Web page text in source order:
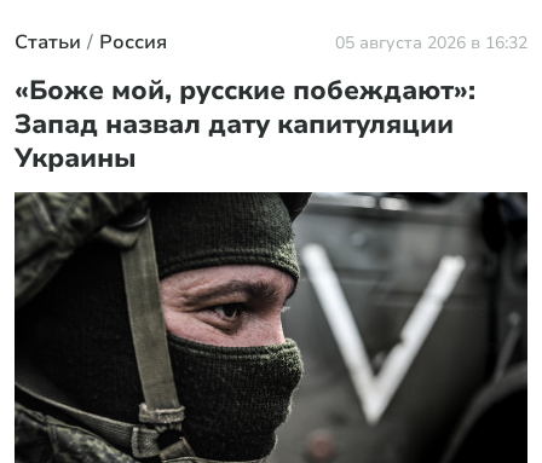
Статьи Россия 05 августа 2026 в 16:32
«Боже мой, русские побеждают»:
Запад назвал дату капитуляции
Украины